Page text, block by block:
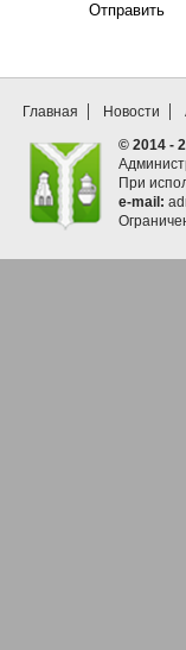
Отправить
Главная Новости
© 2014 -
При
e-mail: